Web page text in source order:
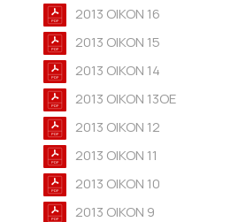
2013 OIKON 16
2013 OIKON 15
2013 OIKON 14
2013 OIKON 13ΟΕ
2013 OIKON 12
2013 OIKON 11
2013 OIKON 10
2013 OIKON 9